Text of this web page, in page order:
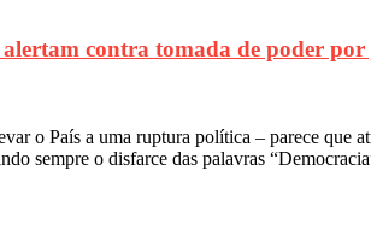
contra tomada de poder
o País a uma ruptura política – parece
sempre o disfarce das palavras